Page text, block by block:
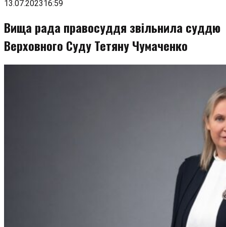
до
13.07.202316:59
Вища рада правосуддя звільнила суддю
Верховного Суду Тетяну Чумаченко